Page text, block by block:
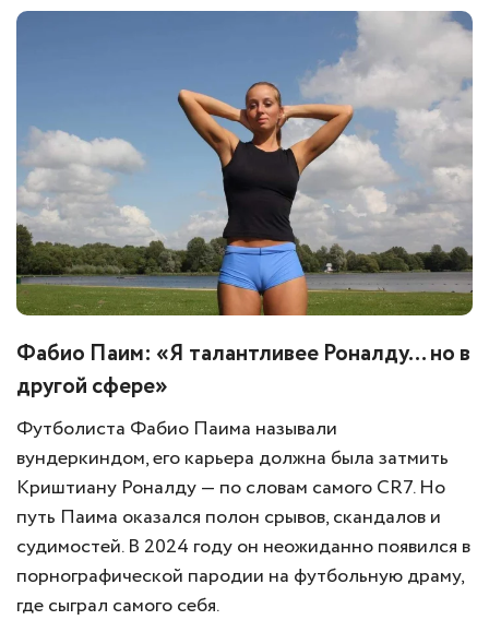
Фабио Паим: «Я талантливее Роналду… но в
другой сфере»
Футболиста Фабио Паима называли
вундеркиндом, его карьера должна была затмить
Криштиану Роналду — по словам самого CR7. Но
путь Паима оказался полон срывов, скандалов и
судимостей. В 2024 году он неожиданно появился в
порнографической пародии на футбольную драму,
где сыграл самого себя.